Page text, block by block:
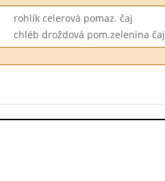
rohlík celerová pomaz. čaj
chléb droždová pom.zelenina čaj